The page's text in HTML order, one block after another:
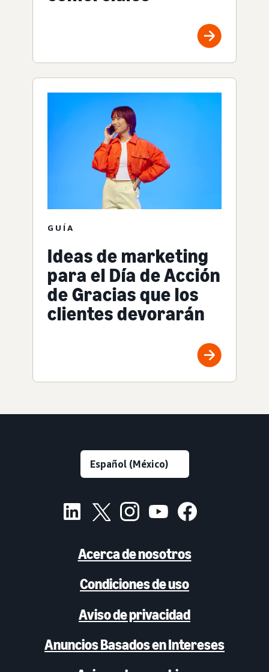
GUÍA
Ideas de marketing
para el Día de Acción
de Gracias que los
clientes devorarán
Acerca de nosotros
Condiciones de uso
Aviso de privacidad
Anuncios Basados en Intereses